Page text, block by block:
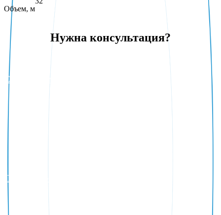
Объем, м
Нужна консультация?
Строительство бассейнов под ключ
Система дезинфекции бассейна